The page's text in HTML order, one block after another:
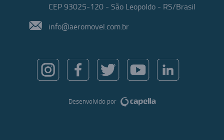
CEP 93025-120 - São Leopoldo - RS/Brasil
info@aeromovel.com.br
Desenvolvido por